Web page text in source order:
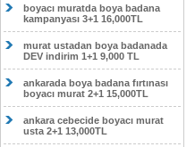
boyacı muratda boya badana
kampanyası 3+1 16,000TL
murat ustadan boya badanada
DEV indirim 1+1 9,000 TL
ankarada boya badana fırtınası
boyacı murat 2+1 15,000TL
ankara cebecide boyacı murat
usta 2+1 13,000TL